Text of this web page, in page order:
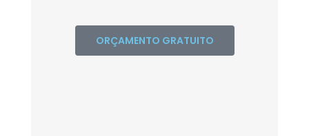
ORÇAMENTO GRATUITO